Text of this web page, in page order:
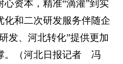
资本，精准“滴灌”到实
化和二次研发服务伴随企
发、河北转化”提供更加
。（河北日报记者 冯